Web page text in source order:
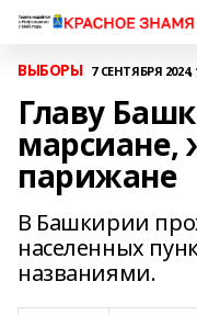
ВЫБОРЫ 7 СЕНТЯБРЯ 2024,
Главу
марсиане,
парижане
В Башкирии
населенных
названиями.